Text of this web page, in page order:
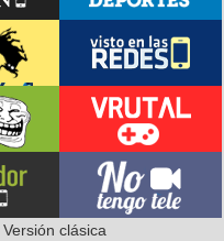
Versión clásica